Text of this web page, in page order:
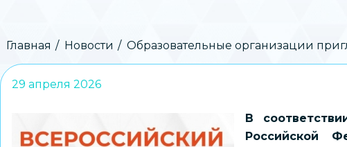
Строка
навигации
Главная Новости Образовательные организации
29 апреля 2026
В
Российской